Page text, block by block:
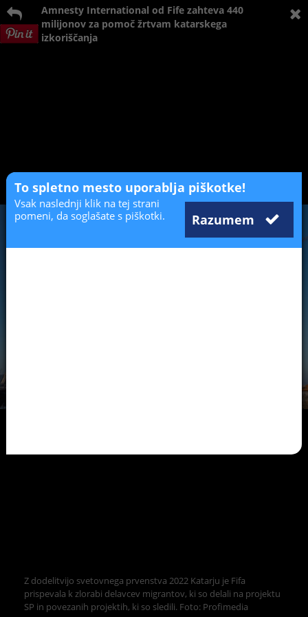
Amnesty International od Fife zahteva 440
milijonov za pomoč žrtvam katarskega
izkoriščanja
Z dodelitvijo svetovnega prvenstva 2022 Katarju je Fifa
prispevala k zlorabi delavcev migrantov, ki so delali na projektu
SP in povezanih projektih, ki so sledili. Foto: Profimedia
To spletno mesto uporablja piškotke!
Razumem
Vsak naslednji klik na tej strani
pomeni, da soglašate s piškotki.